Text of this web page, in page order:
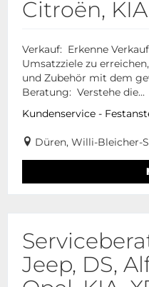
Citroën, KIA
Verkauf: Erkenne
Umsatzziele zu
und Zubehör mit dem
Beratung: Verstehe die...
Kundenservice -
Düren, Willi-Bleicher-
Jeep, DS,